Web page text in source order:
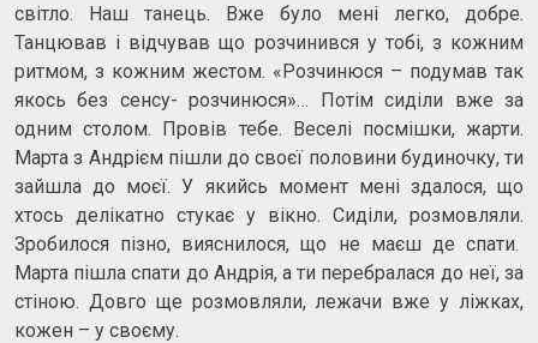
світло. Наш танець. Вже було мені легко, добре.
Танцював і відчував що розчинився у тобі, з кожним
ритмом, з кожним жестом. «Розчинюся – подумав так
якось без сенсу- розчинюся»… Потім сиділи вже за
одним столом. Провів тебе. Веселі посмішки, жарти.
Марта з Андрієм пішли до своєї половини будиночку, ти
зайшла до моєї. У якийсь момент мені здалося, що
хтось делікатно стукає у вікно. Сиділи, розмовляли.
Зробилося пізно, вияснилося, що не маєш де спати.
Марта пішла спати до Андрія, а ти перебралася до неї, за
стіною. Довго ще розмовляли, лежачи вже у ліжках,
кожен – у своєму.